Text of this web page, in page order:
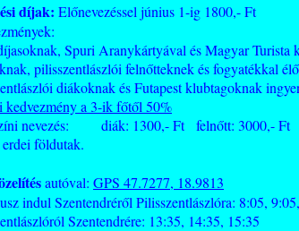
díjak: Előnevezéssel június 1-ig 1800,- Ft
Spuri Aranykártyával és Magyar Turista
pilisszentlászlói felnőtteknek és fogyatékkal
diákoknak és Futapest klubtagoknak
kedvezmény a 3-ik főtől 50%
nevezés: diák: 1300,- Ft felnőtt: 3000,- Ft
földutak.
autóval: GPS 47.7277, 18.9813
indul Szentendréről Pilisszentlászlóra: 8:05,
Szentendrére: 13:35, 14:35, 15:35